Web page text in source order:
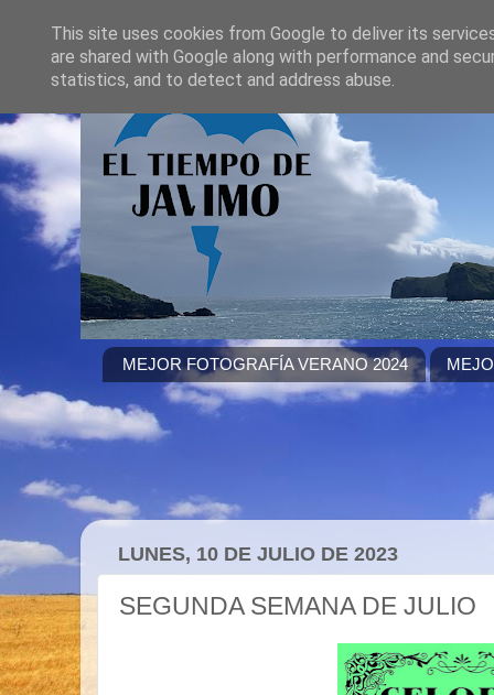
MEJOR FOTOGRAFÍA VERANO 2024
LUNES, 10 DE JULIO DE 2023
SEGUNDA SEMANA DE JULIO
This site uses cookies from Google to deliver its
are shared with Google along with performance and
statistics, and to detect and address abuse.